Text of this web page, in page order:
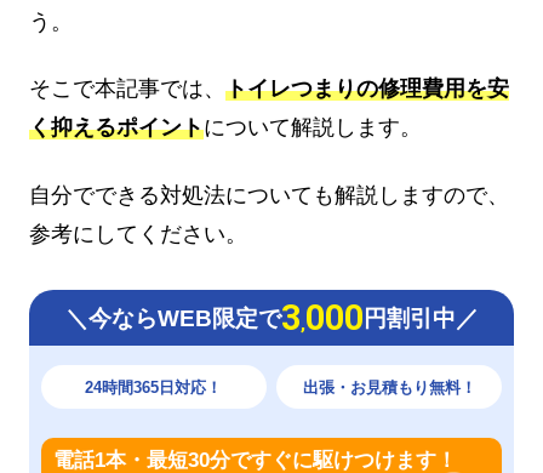
う。
そこで本記事では、 トイレつまりの修理費用を安
く抑えるポイントについて解説します。
自分でできる対処法についても解説しますので、
参考にしてください。
＼今ならWEB限定で3,000 円割引中／
24時間365日対応！ 出張・お見積もり無料！
電話1本・最短30分ですぐに駆けつけます！